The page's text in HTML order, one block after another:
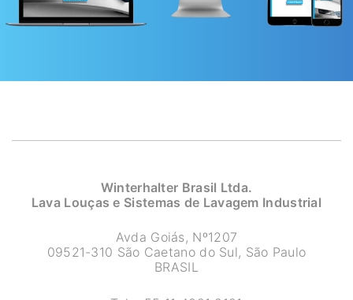
Winterhalter Brasil Ltda.
Lava Louças e Sistemas de Lavagem Industrial
Avda Goiás, Nº1207
09521-310 São Caetano do Sul, São Paulo
BRASIL